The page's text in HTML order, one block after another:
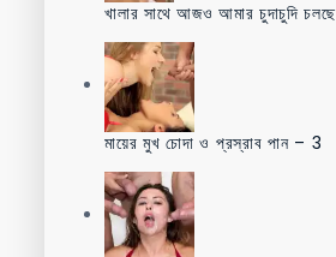
খালার সাথে আজও আমার চুদাচুদি চলছে
মায়ের মুখ চোদা ও প্রস্রাব পান – 3